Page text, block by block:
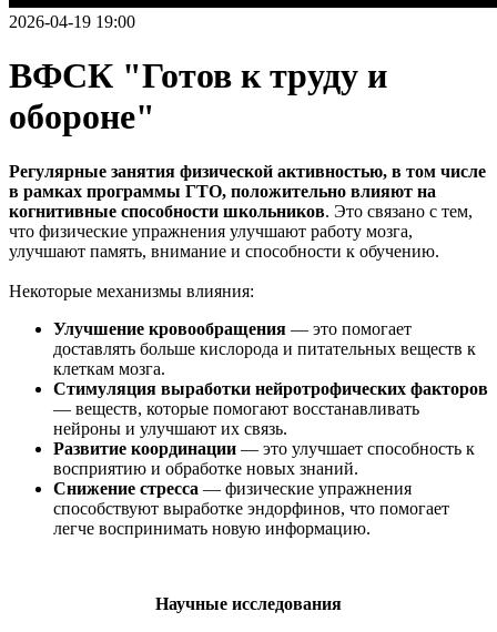
2026-04-19 19:00
ВФСК "Готов к труду и
обороне"
Регулярные занятия физической активностью, в том числе
в рамках программы ГТО, положительно влияют на
когнитивные способности школьников. Это связано с тем,
что физические упражнения улучшают работу мозга,
улучшают память, внимание и способности к обучению.
Некоторые механизмы влияния:
Улучшение кровообращения — это помогает
доставлять больше кислорода и питательных веществ к
клеткам мозга.
Стимуляция выработки нейротрофических факторов
— веществ, которые помогают восстанавливать
нейроны и улучшают их связь.
Развитие координации — это улучшает способность к
восприятию и обработке новых знаний.
Снижение стресса — физические упражнения
способствуют выработке эндорфинов, что помогает
легче воспринимать новую информацию.
Научные исследования